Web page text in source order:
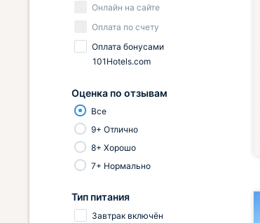
Онлайн на сайте
Оплата по счету
Оплата бонусами
101Hotels.com
Оценка по отзывам
Все
9+ Отлично
8+ Хорошо
7+ Нормально
Тип питания
Завтрак включён